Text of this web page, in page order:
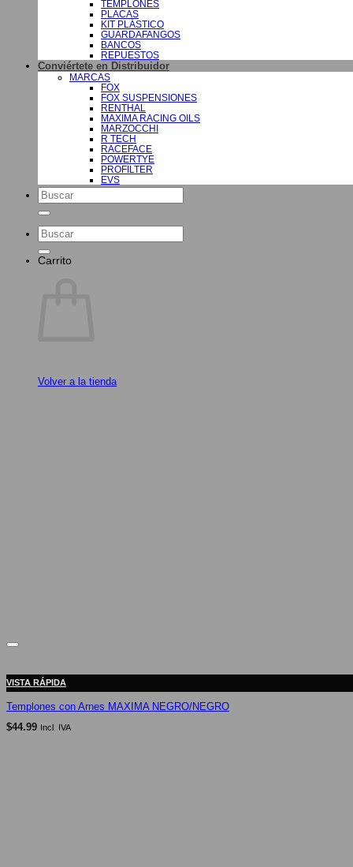
TEMPLONES
PLACAS
KIT PLÁSTICO
GUARDAFANGOS
BANCOS
REPUESTOS
Conviértete en Distribuidor
MARCAS
FOX
FOX SUSPENSIONES
RENTHAL
MAXIMA RACING OILS
MARZOCCHI
R TECH
RACEFACE
POWERTYE
PROFILTER
EVS
Buscar
por:
Buscar
por:
Carrito
Volver a la tienda
VISTA RÁPIDA
Templones con Arnes MAXIMA NEGRO/NEGRO
$44.99 Incl. IVA